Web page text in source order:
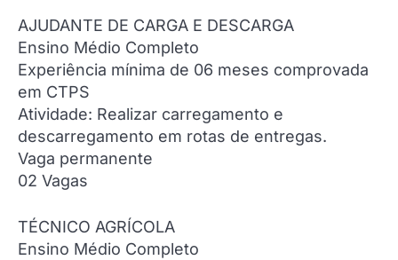
AJUDANTE DE CARGA E DESCARGA
Ensino Médio Completo
Experiência mínima de 06 meses comprovada
em CTPS
Atividade: Realizar carregamento e
descarregamento em rotas de entregas.
Vaga permanente
02 Vagas
TÉCNICO AGRÍCOLA
Ensino Médio Completo